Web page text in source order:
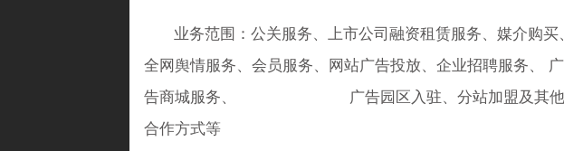
业务范围：公关服务、上市公司融资租赁服务、媒介购买
全网舆情服务、会员服务、网站广告投放、企业招聘服务、 广
告商城服务、 广告园区入驻、分站加盟及其他
合作方式等